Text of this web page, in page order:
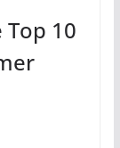
Top 10